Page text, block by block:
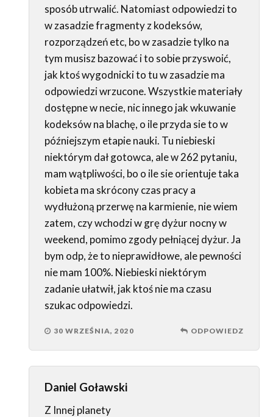
sposób utrwalić. Natomiast odpowiedzi to
w zasadzie fragmenty z kodeksów,
rozporządzeń etc, bo w zasadzie tylko na
tym musisz bazować i to sobie przyswoić,
jak ktoś wygodnicki to tu w zasadzie ma
odpowiedzi wrzucone. Wszystkie materiały
dostępne w necie, nic innego jak wkuwanie
kodeksów na blachę, o ile przyda sie to w
późniejszym etapie nauki. Tu niebieski
niektórym dał gotowca, ale w 262 pytaniu,
mam wątpliwości, bo o ile sie orientuje taka
kobieta ma skrócony czas pracy a
wydłużoną przerwę na karmienie, nie wiem
zatem, czy wchodzi w grę dyżur nocny w
weekend, pomimo zgody pełniącej dyżur. Ja
bym odp, że to nieprawidłowe, ale pewności
nie mam 100%. Niebieski niektórym
zadanie ułatwił, jak ktoś nie ma czasu
szukac odpowiedzi.
30 WRZEŚNIA, 2020 ODPOWIEDZ
Daniel Goławski
Z Innej planety